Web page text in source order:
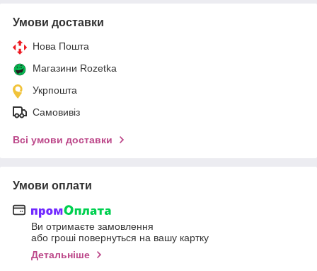
Умови доставки
Нова Пошта
Магазини Rozetka
Укрпошта
Самовивіз
Всі умови доставки
Умови оплати
Ви отримаєте замовлення
або гроші повернуться на вашу картку
Детальніше